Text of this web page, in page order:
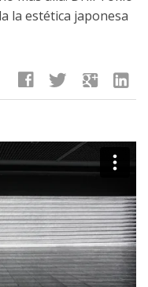
la estética japonesa
facebook twitter google linkedin